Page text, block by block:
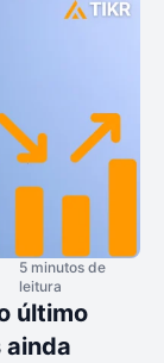
5 minutos de
leitura
último
ainda